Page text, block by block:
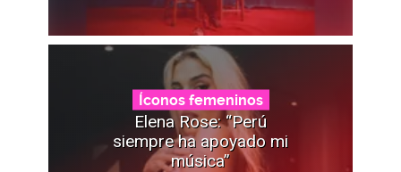
Íconos femeninos
Elena Rose: “Perú
siempre ha apoyado mi
música”